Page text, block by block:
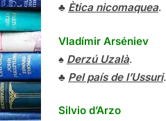
♣ Ètica nicomaquea.
Vladímir Arséniev
♠ Derzú Uzalà.
♣ Pel país de l’Ussuri.
Silvio d’Arzo